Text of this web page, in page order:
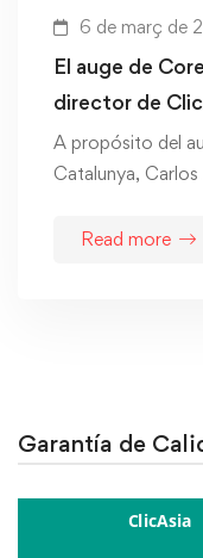
6 de març de
El auge de
director de
A propósito del
Catalunya,
Read more
Garantía de